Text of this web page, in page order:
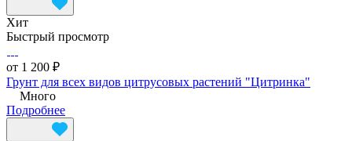
Хит
Быстрый просмотр
от 1 200 ₽
Грунт для всех видов цитрусовых растений "Цитринка"
Много
Подробнее